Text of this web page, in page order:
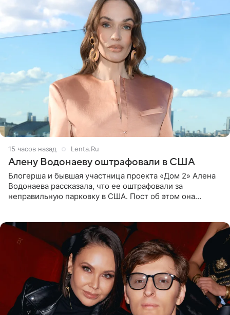
15 часов назад Lenta.Ru
Алену Водонаеву оштрафовали в США
Блогерша и бывшая участница проекта «Дом 2» Алена
Водонаева рассказала, что ее оштрафовали за
неправильную парковку в США. Пост об этом она